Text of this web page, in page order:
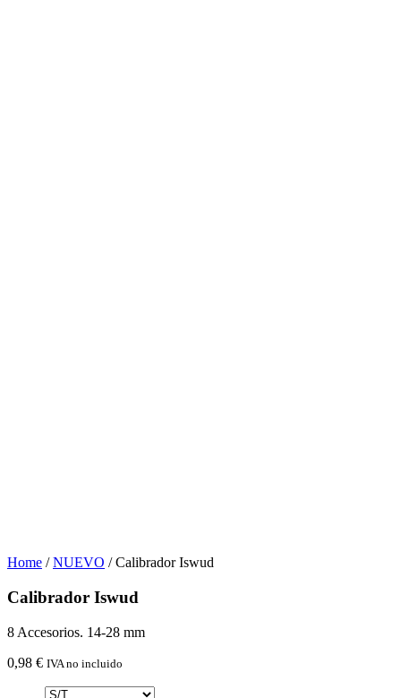
Home /NUEVO / Calibrador Iswud
Calibrador Iswud
8 Accesorios. 14-28 mm
0,98 € IVA no incluido